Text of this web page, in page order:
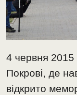
4 червня 2015
Покрові, де
відкрито